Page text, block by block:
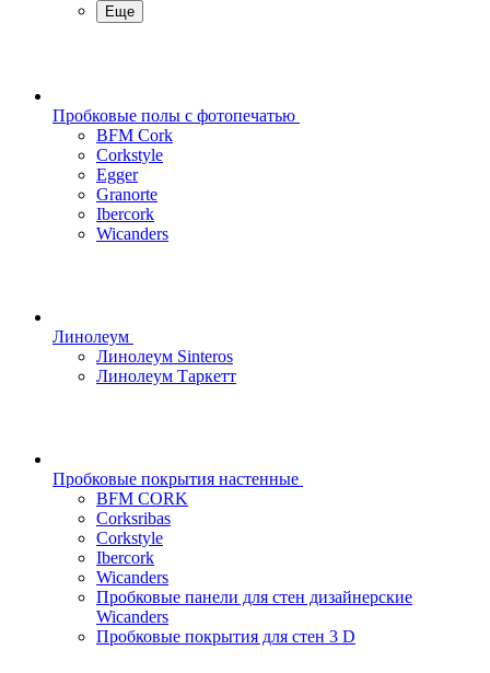
Еще
Пробковые полы с фотопечатью
BFM Cork
Corkstyle
Egger
Granorte
Ibercork
Wicanders
Линолеум
Линолеум Sinteros
Линолеум Таркетт
Пробковые покрытия настенные
BFM CORK
Corksribas
Corkstyle
Ibercork
Wicanders
Пробковые панели для стен дизайнерские
Wicanders
Пробковые покрытия для стен 3 D